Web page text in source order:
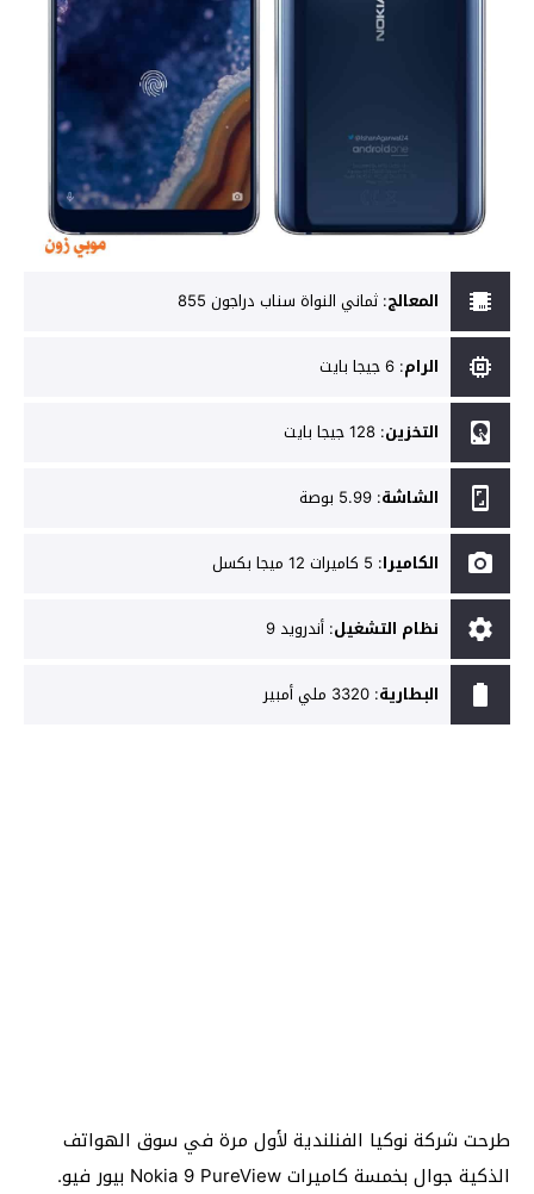
المعالج: ثماني النواة سناب دراجون 855
الرام: 6 جيجا بايت
التخزين: 128 جيجا بايت
الشاشة: 5.99 بوصة
الكاميرا: 5 كاميرات 12 ميجا بكسل
نظام التشغيل: أندرويد 9
البطارية: 3320 ملي أمبير
طرحت شركة نوكيا الفنلندية لأول مرة في سوق الهواتف
الذكية جوال بخمسة كاميرات Nokia 9 PureView بيور فيو.